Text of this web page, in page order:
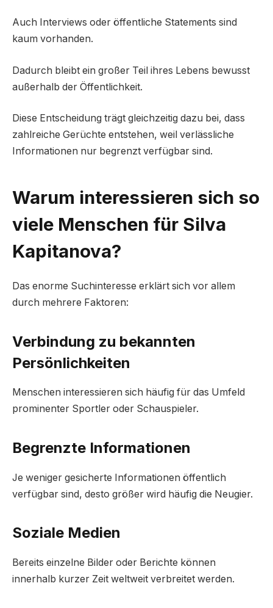
Auch Interviews oder öffentliche Statements sind
kaum vorhanden.
Dadurch bleibt ein großer Teil ihres Lebens bewusst
außerhalb der Öffentlichkeit.
Diese Entscheidung trägt gleichzeitig dazu bei, dass
zahlreiche Gerüchte entstehen, weil verlässliche
Informationen nur begrenzt verfügbar sind.
Warum interessieren sich so
viele Menschen für Silva
Kapitanova?
Das enorme Suchinteresse erklärt sich vor allem
durch mehrere Faktoren:
Verbindung zu bekannten
Persönlichkeiten
Menschen interessieren sich häufig für das Umfeld
prominenter Sportler oder Schauspieler.
Begrenzte Informationen
Je weniger gesicherte Informationen öffentlich
verfügbar sind, desto größer wird häufig die Neugier.
Soziale Medien
Bereits einzelne Bilder oder Berichte können
innerhalb kurzer Zeit weltweit verbreitet werden.